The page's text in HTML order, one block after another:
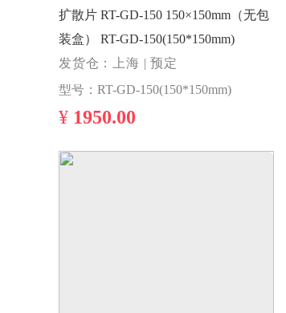
扩散片 RT-GD-150 150×150mm（无包
装盒） RT-GD-150(150*150mm)
发货仓：上海 | 预定
型号：RT-GD-150(150*150mm)
¥ 1950.00